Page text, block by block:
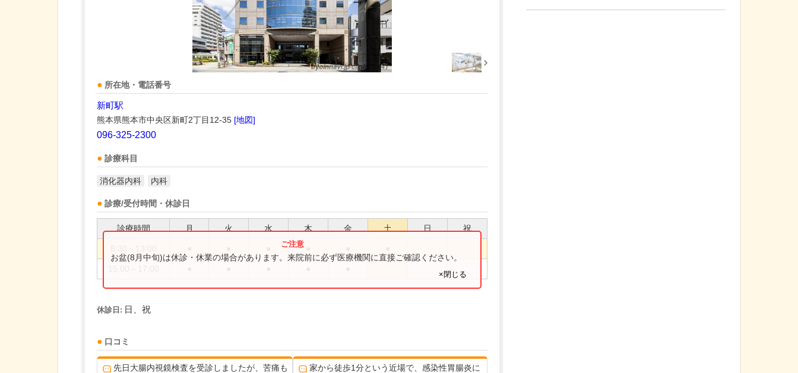
所在地・電話番号
新町駅
熊本県熊本市中央区新町2丁目12-35 [地図]
096-325-2300
診療科目
消化器内科 内科
診療/受付時間・休診日
診療時間 月 火 水 木 金 土 日 祝
お盆(8月中旬)は休診・休業の場合があります。来院前に必ず医療機関に直接ご確認ください。
×閉じる
休診日: 日、祝
口コミ
先日大腸内視鏡検査を受診しましたが、苦痛も
家から徒歩1分という近場で、感染性胃腸炎に